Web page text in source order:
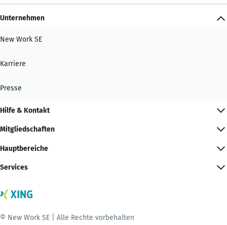
Unternehmen
New Work SE
Karriere
Presse
Hilfe & Kontakt
Mitgliedschaften
Hauptbereiche
Services
© New Work SE | Alle Rechte vorbehalten